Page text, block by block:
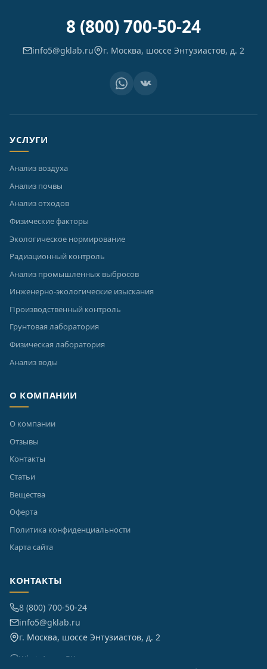
8 (800) 700-50-24
info5@gklab.ru г. Москва, шоссе Энтузиастов, д. 2
УСЛУГИ
Анализ воздуха
Анализ почвы
Анализ отходов
Физические факторы
Экологическое нормирование
Радиационный контроль
Анализ промышленных выбросов
Инженерно-экологические изыскания
Производственный контроль
Грунтовая лаборатория
Физическая лаборатория
Анализ воды
О КОМПАНИИ
О компании
Отзывы
Контакты
Статьи
Вещества
Оферта
Политика конфиденциальности
Карта сайта
КОНТАКТЫ
8 (800) 700-50-24
info5@gklab.ru
г. Москва, шоссе Энтузиастов, д. 2
WhatsApp
ВКонтакте